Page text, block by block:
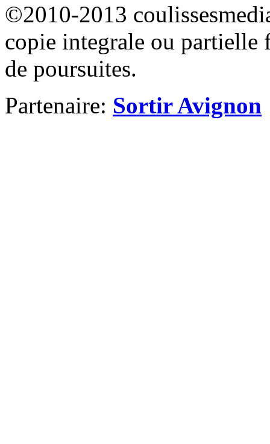
©2010-2013
copie integrale ou partielle
de poursuites.
Partenaire: Sortir Avignon